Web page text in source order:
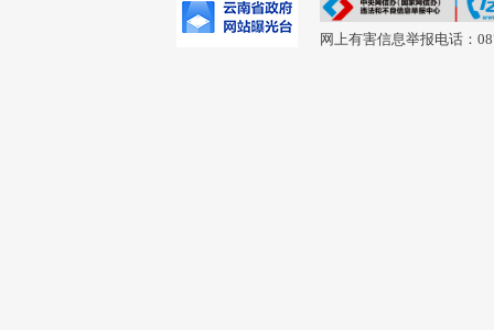
网上有害信息举报电话：